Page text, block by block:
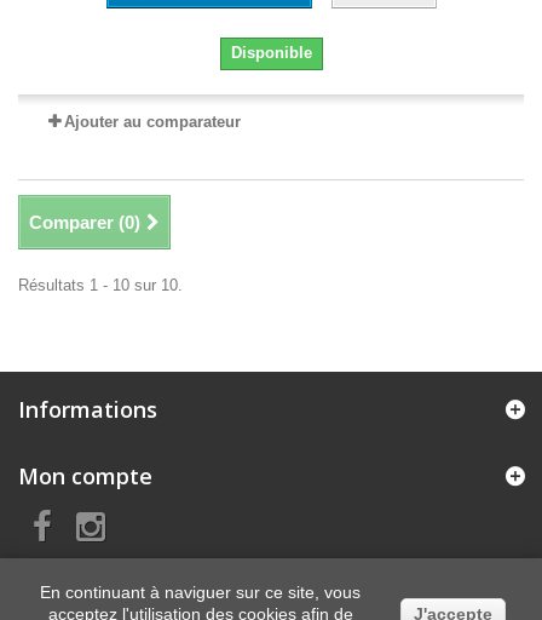
Disponible
Ajouter au comparateur
Comparer (0)
Résultats 1 - 10 sur 10.
Informations
Mon compte
En continuant à naviguer sur ce site, vous
acceptez l'utilisation des cookies afin de
J'accepte